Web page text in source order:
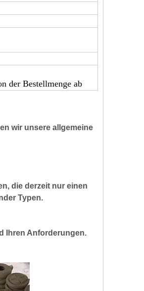
der Bestellmenge ab
wir unsere allgemeine
die derzeit nur einen
Typen.
Ihren Anforderungen.